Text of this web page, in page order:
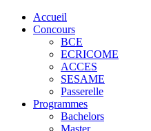
Accueil
Concours
BCE
ECRICOME
ACCES
SESAME
Passerelle
Programmes
Bachelors
Master